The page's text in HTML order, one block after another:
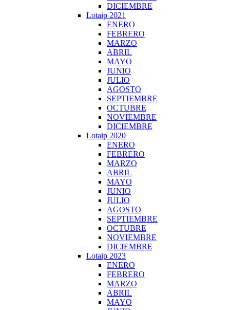
DICIEMBRE
Lotaip 2021
ENERO
FEBRERO
MARZO
ABRIL
MAYO
JUNIO
JULIO
AGOSTO
SEPTIEMBRE
OCTUBRE
NOVIEMBRE
DICIEMBRE
Lotaip 2020
ENERO
FEBRERO
MARZO
ABRIL
MAYO
JUNIO
JULIO
AGOSTO
SEPTIEMBRE
OCTUBRE
NOVIEMBRE
DICIEMBRE
Lotaip 2023
ENERO
FEBRERO
MARZO
ABRIL
MAYO